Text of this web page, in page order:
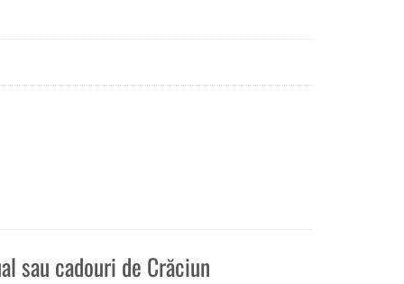
sau cadouri de Crăciun